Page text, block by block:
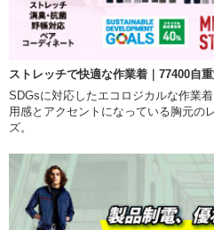
ストレッチで快適な作業着｜77400自
SDGsに対応したエコロジカルな作業
用感とアクセントになっている胸元の
ズ。